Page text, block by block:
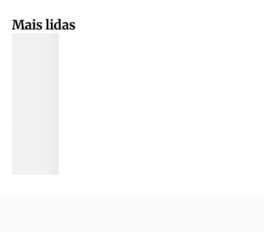
Mais lidas